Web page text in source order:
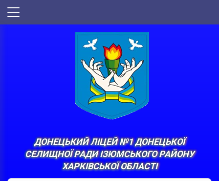
ДОНЕЦЬКИЙ ЛІЦЕЙ №1 ДОНЕЦЬКОЇ
СЕЛИЩНОЇ РАДИ ІЗЮМСЬКОГО РАЙОНУ
ХАРКІВСЬКОЇ ОБЛАСТІ